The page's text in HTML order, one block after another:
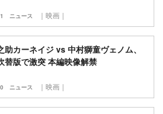
ニュース ｜映画｜
助カーネイジ vs 中村獅童ヴェノム、
替版で激突 本編映像解禁
ニュース ｜映画｜